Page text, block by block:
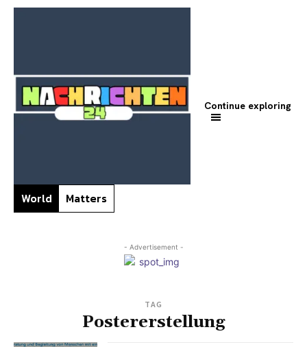
World Matters
Continue exploring
- Advertisement -
TAG
Postererstellung